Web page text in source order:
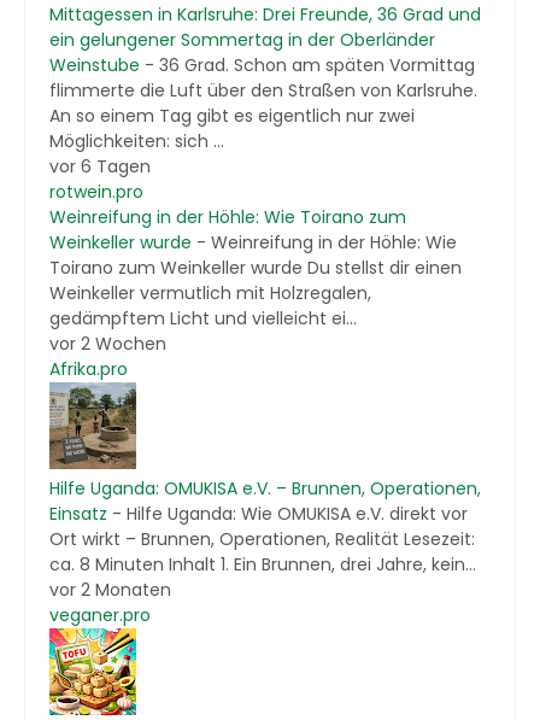
Mittagessen in Karlsruhe: Drei Freunde, 36 Grad und
ein gelungener Sommertag in der Oberländer
Weinstube - 36 Grad. Schon am späten Vormittag
flimmerte die Luft über den Straßen von Karlsruhe.
An so einem Tag gibt es eigentlich nur zwei
Möglichkeiten: sich ...
vor 6 Tagen
rotwein.pro
Weinreifung in der Höhle: Wie Toirano zum
Weinkeller wurde - Weinreifung in der Höhle: Wie
Toirano zum Weinkeller wurde Du stellst dir einen
Weinkeller vermutlich mit Holzregalen,
gedämpftem Licht und vielleicht ei...
vor 2 Wochen
Afrika.pro
Hilfe Uganda: OMUKISA e.V. – Brunnen, Operationen,
Einsatz - Hilfe Uganda: Wie OMUKISA e.V. direkt vor
Ort wirkt – Brunnen, Operationen, Realität Lesezeit:
ca. 8 Minuten Inhalt 1. Ein Brunnen, drei Jahre, kein...
vor 2 Monaten
veganer.pro